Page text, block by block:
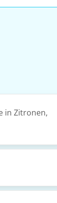
in Zitronen,